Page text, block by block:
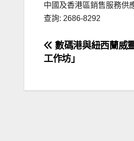
中國及香港區銷售服務供
查詢: 2686-8292
文
章
導
數碼港與紐西蘭威
工作坊」